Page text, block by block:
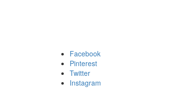
Facebook
Pinterest
Twitter
Instagram